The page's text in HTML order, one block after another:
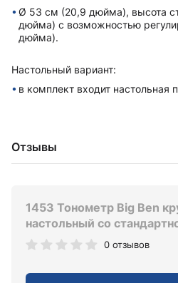
Ø 53 см (20,9 дюйма), высота
дюйма) с возможностью
дюйма).
Настольный вариант:
в комплект вxодит настольная
Отзывы
1453 Тонометр Big Ben
настольный со
0 отзывов